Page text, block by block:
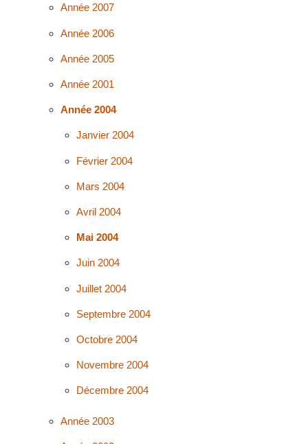
Année 2007
Année 2006
Année 2005
Année 2001
Année 2004
Janvier 2004
Février 2004
Mars 2004
Avril 2004
Mai 2004
Juin 2004
Juillet 2004
Septembre 2004
Octobre 2004
Novembre 2004
Décembre 2004
Année 2003